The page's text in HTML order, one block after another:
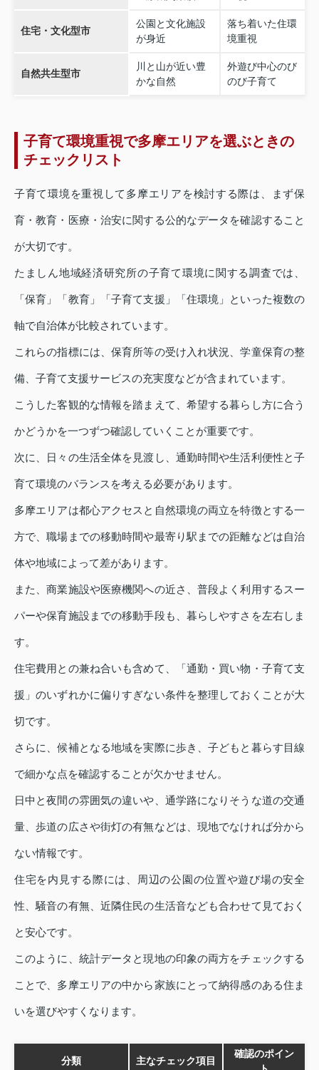
住宅・文化型市
公園と文化施設
が身近
落ち着いた住環
境重視
自然共生型市
川と山が近い豊
かな自然
外遊び中心のび
のび子育て
子育て環境重視で多摩エリアを選ぶときの
チェックリスト
子育て環境を重視して多摩エリアを検討する際は、まず保
育・教育・医療・治安に関する公的なデータを確認すること
が大切です。
たましん地域経済研究所の子育て環境に関する調査では、
「保育」「教育」「子育て支援」「住環境」といった複数の
軸で自治体が比較されています。
これらの指標には、保育所等の受け入れ状況、学童保育の整
備、子育て支援サービスの充実度などが含まれています。
こうした客観的な情報を踏まえて、希望する暮らし方に合う
かどうかを一つずつ確認していくことが重要です。
次に、日々の生活全体を見渡し、通勤時間や生活利便性と子
育て環境のバランスを考える必要があります。
多摩エリアは都心アクセスと自然環境の両立を特徴とする一
方で、職場までの移動時間や最寄り駅までの距離などは自治
体や地域によって差があります。
また、商業施設や医療機関への近さ、普段よく利用するスー
パーや保育施設までの移動手段も、暮らしやすさを左右しま
す。
住宅費用との兼ね合いも含めて、「通勤・買い物・子育て支
援」のいずれかに偏りすぎない条件を整理しておくことが大
切です。
さらに、候補となる地域を実際に歩き、子どもと暮らす目線
で細かな点を確認することが欠かせません。
日中と夜間の雰囲気の違いや、通学路になりそうな道の交通
量、歩道の広さや街灯の有無などは、現地でなければ分から
ない情報です。
住宅を内見する際には、周辺の公園の位置や遊び場の安全
性、騒音の有無、近隣住民の生活音なども合わせて見ておく
と安心です。
このように、統計データと現地の印象の両方をチェックする
ことで、多摩エリアの中から家族にとって納得感のある住ま
いを選びやすくなります。
分類 主なチェック項目
確認のポイン